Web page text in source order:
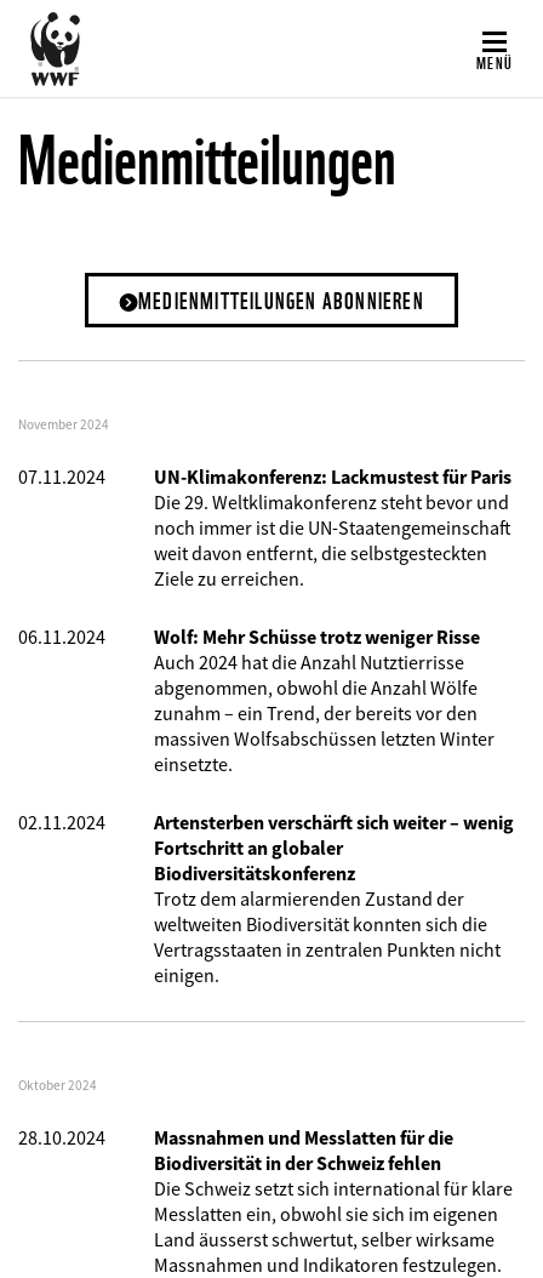
Direkt
zum
Inhalt
MENÜ
Medienmitteilungen
MEDIENMITTEILUNGEN ABONNIEREN
November 2024
07.11.2024
UN-Klimakonferenz: Lackmustest für Paris
Die 29. Weltklimakonferenz steht bevor und
noch immer ist die UN-Staatengemeinschaft
weit davon entfernt, die selbstgesteckten
Ziele zu erreichen.
06.11.2024
Wolf: Mehr Schüsse trotz weniger Risse
Auch 2024 hat die Anzahl Nutztierrisse
abgenommen, obwohl die Anzahl Wölfe
zunahm – ein Trend, der bereits vor den
massiven Wolfsabschüssen letzten Winter
einsetzte.
02.11.2024
Artensterben verschärft sich weiter – wenig
Fortschritt an globaler
Biodiversitätskonferenz
Trotz dem alarmierenden Zustand der
weltweiten Biodiversität konnten sich die
Vertragsstaaten in zentralen Punkten nicht
einigen.
Oktober 2024
28.10.2024
Massnahmen und Messlatten für die
Biodiversität in der Schweiz fehlen
Die Schweiz setzt sich international für klare
Messlatten ein, obwohl sie sich im eigenen
Land äusserst schwertut, selber wirksame
Massnahmen und Indikatoren festzulegen.